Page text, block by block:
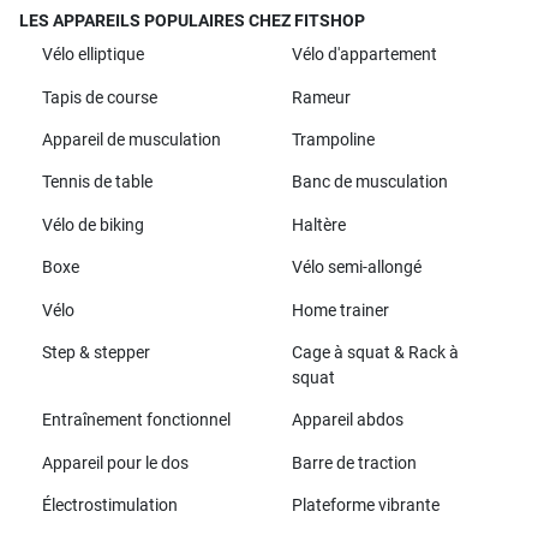
LES APPAREILS POPULAIRES CHEZ FITSHOP
Vélo elliptique
Vélo d'appartement
Tapis de course Rameur
Appareil de musculation Trampoline
Tennis de table Banc de musculation
Vélo de biking Haltère
Boxe Vélo semi-allongé
Vélo Home trainer
Step & stepper
Cage à squat & Rack à
squat
Entraînement fonctionnel Appareil abdos
Appareil pour le dos Barre de traction
Électrostimulation Plateforme vibrante